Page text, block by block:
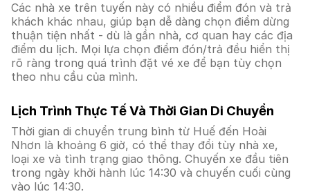
Các nhà xe trên tuyến này có nhiều điểm đón và trả
khách khác nhau, giúp bạn dễ dàng chọn điểm dừng
thuận tiện nhất - dù là gần nhà, cơ quan hay các địa
điểm du lịch. Mọi lựa chọn điểm đón/trả đều hiển thị
rõ ràng trong quá trình đặt vé xe để bạn tùy chọn
theo nhu cầu của mình.
Lịch Trình Thực Tế Và Thời Gian Di Chuyển
Thời gian di chuyển trung bình từ Huế đến Hoài
Nhơn là khoảng 6 giờ, có thể thay đổi tùy nhà xe,
loại xe và tình trạng giao thông. Chuyến xe đầu tiên
trong ngày khởi hành lúc 14:30 và chuyến cuối cùng
vào lúc 14:30.